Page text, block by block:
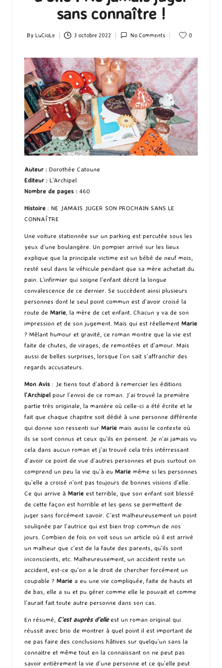
sans connaître !
Posted
By LuCioLe 3 octobre 2022 No Comments 0
Auteur : Dorothée Catoune
Editeur : L’Archipel
Nombre de pages : 460
Histoire : NE JAMAIS JUGER SON PROCHAIN SANS LE
CONNAÎTRE
Une voiture stationnée sur un parking est percutée sous les
yeux d’une boulangère. Un pompier arrivé sur les lieux
explique que la principale victime est un bébé de neuf mois,
resté seul dans le véhicule pendant que sa mère achetait du
pain. L’infirmier qui soigne l’enfant décrit la longue
convalescence de ce dernier. Se succèdent ainsi plusieurs
personnes dont le seul point commun est d’avoir croisé la
route de Marie, la mère de cet enfant. Chacun y va de son
impression et de son jugement. Mais qui est réellement Marie
? Mêlant humour et gravité, ce roman montre que la vie est
faite de chutes, de virages, de remontées et d’amour. Mais
aussi de belles surprises, lorsque l’on sait s’affranchir des
regards accusateurs.
Mon Avis : Je tiens tout d’abord à remercier les éditions
l’Archipel pour l’envoi de ce roman. J’ai trouvé la première
partie très originale, la manière où celle-ci a été écrite et le
fait que chaque chapitre soit dédié à une personne différente
qui donne son ressenti sur Marie mais aussi le contexte où
ils se sont connus et ceux qu’ils en pensent. Je n’ai jamais vu
cela dans aucun roman et j’ai trouvé cela très intérressant
d’avoir ce point de vue d’autres personnes et puis surtout on
comprend un peu la vie qu’à eu Marie même si les personnes
qu’elle a croisé n’ont pas toujours de bonnes visions d’elle.
Ce qui arrive à Marie est terrible, que son enfant soit blessé
de cette façon est horrible et les gens se permettent de
juger sans forcément savoir. C’est malheureusement un point
soulignée par l’autrice qui est bien trop commun de nos
jours. Combien de fois on voit sous un article où il est arrivé
un malheur que c’est de la faute des parents, qu’ils sont
inconscients, etc. Malheureusement, un accident reste un
accident, est-ce qu’on a le droit de chercher forcément un
coupable ? Marie a eu une vie compliquée, faite de hauts et
de bas, elle a su et pu gérer comme elle le pouvait et comme
l’aurait fait toute autre personne dans son cas.
En résumé, C’est auprès d’elleest un roman original qui
réussit avec brio de montrer à quel point il est important de
ne pas faire des conclusions hâtives sur quelqu’un sans la
connaitre et même tout en la connaissant on ne peut pas
savoir entièrement la vie d’une personne et ce qu’elle peut